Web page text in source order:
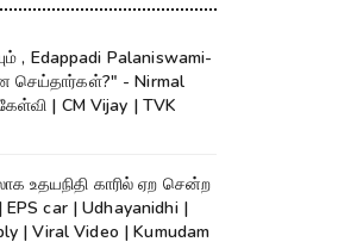
, Edappadi Palaniswami-
செய்தார்கள்?" - Nirmal
| CM Vijay | TVK
உதயநிதி காரில் ஏற சென்ற
EPS car | Udhayanidhi |
| Viral Video | Kumudam